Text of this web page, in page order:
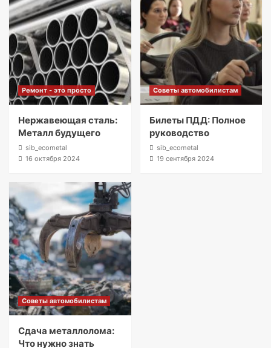
Ремонт - это просто
Нержавеющая сталь:
Металл будущего
sib_ecometal
16 октября 2024
Советы автомобилистам
Билеты ПДД: Полное
руководство
sib_ecometal
19 сентября 2024
Советы автомобилистам
Сдача металлолома:
Что нужно знать